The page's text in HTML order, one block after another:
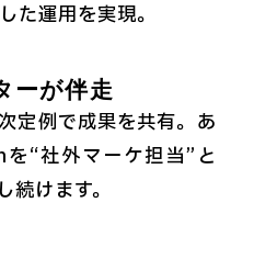
た運用を実現。
ーが伴走
定例で成果を共有。あ
“社外マーケ担当”と
続けます。